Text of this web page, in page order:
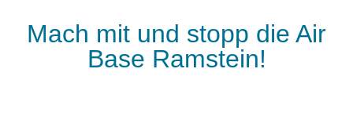
Mach mit und stopp die Air
Base Ramstein!